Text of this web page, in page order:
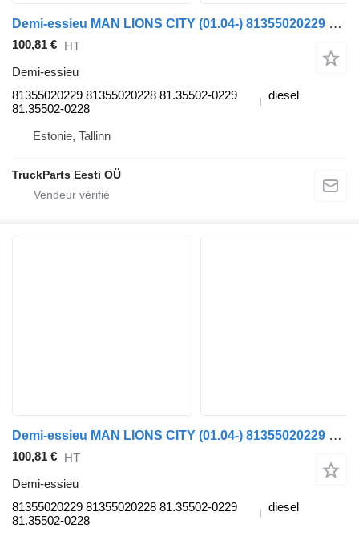
Demi-essieu MAN LIONS CITY (01.04-) 81355020229 pour bus MAN LIONS CITY (01.04-)
100,81 € HT
Demi-essieu
81355020229 81355020228 81.35502-0229
81.35502-0228
diesel
Estonie, Tallinn
TruckParts Eesti OÜ
Demi-essieu MAN LIONS CITY (01.04-) 81355020229 pour bus MAN LIONS CITY (01.04-)
100,81 € HT
Demi-essieu
81355020229 81355020228 81.35502-0229
81.35502-0228
diesel